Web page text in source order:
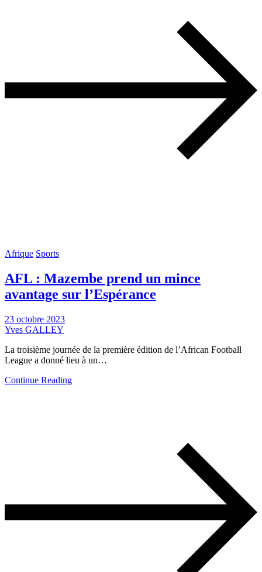
Afrique Sports
AFL : Mazembe prend un mince
avantage sur l’Espérance
23 octobre 2023
Yves GALLEY
La troisième journée de la première édition de l’African Football
League a donné lieu à un…
Continue Reading